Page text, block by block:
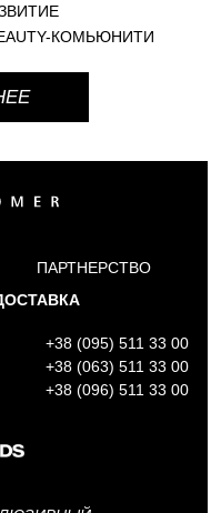
КОМЬЮНИТИ
ПАРТНЕРСТВО
+38 (095) 511 33 00
+38 (063) 511 33 00
+38 (096) 511 33 00